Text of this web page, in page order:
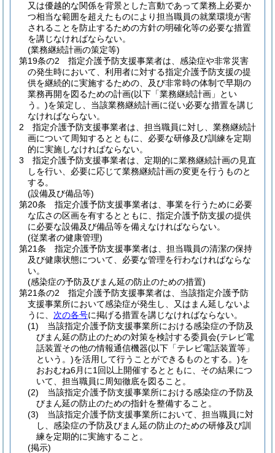
又は優越的な関係を背景とした言動であって業務上必要か
つ相当な範囲を超えたものにより担当職員の就業環境が害
されることを防止するための方針の明確化等の必要な措置
を講じなければならない。
(業務継続計画の策定等)
第19条の2
指定介護予防支援事業者は、感染症や非常災害
の発生時において、利用者に対する指定介護予防支援の提
供を継続的に実施するための、及び非常時の体制で早期の
業務再開を図るための計画(以下「業務継続計画」とい
う。)を策定し、当該業務継続計画に従い必要な措置を講じ
なければならない。
2
指定介護予防支援事業者は、担当職員に対し、業務継続計
画について周知するとともに、必要な研修及び訓練を定期
的に実施しなければならない。
3
指定介護予防支援事業者は、定期的に業務継続計画の見直
しを行い、必要に応じて業務継続計画の変更を行うものと
する。
(設備及び備品等)
第20条
指定介護予防支援事業者は、事業を行うために必要
な広さの区画を有するとともに、指定介護予防支援の提供
に必要な設備及び備品等を備えなければならない。
(従業者の健康管理)
第21条
指定介護予防支援事業者は、担当職員の清潔の保持
及び健康状態について、必要な管理を行わなければならな
い。
(感染症の予防及びまん延の防止のための措置)
第21条の2
指定介護予防支援事業者は、当該指定介護予防
支援事業所において感染症が発生し、又はまん延しないよ
うに、 次の各号に掲げる措置を講じなければならない。
(1)
当該指定介護予防支援事業所における感染症の予防及
びまん延の防止のための対策を検討する委員会(テレビ電
話装置その他の情報通信機器(以下「テレビ電話装置等」
という。)を活用して行うことができるものとする。)を
おおむね6月に1回以上開催するとともに、その結果につ
いて、担当職員に周知徹底を図ること。
(2)
当該指定介護予防支援事業所における感染症の予防及
びまん延の防止のための指針を整備すること。
(3)
当該指定介護予防支援事業所において、担当職員に対
し、感染症の予防及びまん延の防止のための研修及び訓
練を定期的に実施すること。
(掲示)